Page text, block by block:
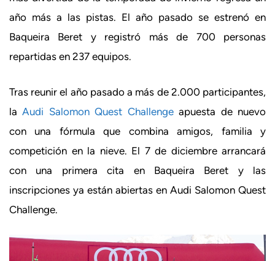
año más a las pistas. El año pasado se estrenó en
Baqueira Beret y registró más de 700 personas
repartidas en 237 equipos.
Tras reunir el año pasado a más de 2.000 participantes,
laAudi Salomon Quest Challengeapuesta de nuevo
con una fórmula que combina amigos, familia y
competición en la nieve. El 7 de diciembre arrancará
con una primera cita en Baqueira Beret y las
inscripciones ya están abiertas en Audi Salomon Quest
Challenge.